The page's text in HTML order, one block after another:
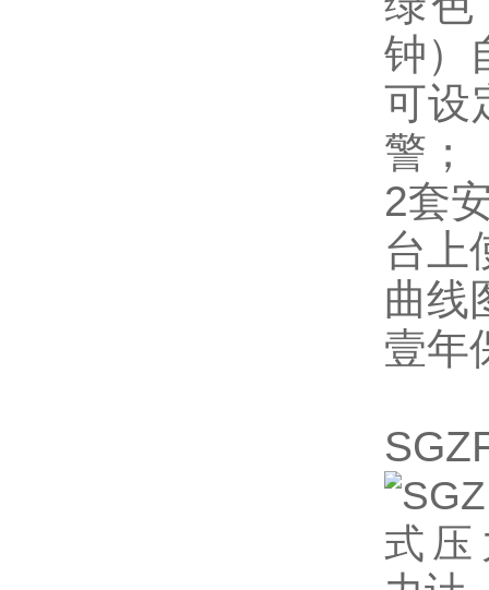
钟）
可设
警；
2套
台上
曲线
壹年